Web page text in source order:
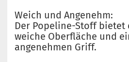
Weich und Angenehm:
Der Popeline-Stoff bietet
weiche Oberfläche und
angenehmen Griff.